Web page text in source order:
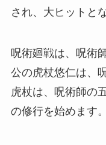
され、大ヒットと
呪術廻戦は、呪術
公の虎杖悠仁は、
虎杖は、呪術師の
の修行を始めます。